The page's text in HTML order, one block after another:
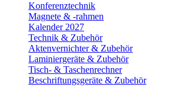
Konferenztechnik
Magnete & -rahmen
Kalender 2027
Technik & Zubehör
Aktenvernichter & Zubehör
Laminiergeräte & Zubehör
Tisch- & Taschenrechner
Beschriftungsgeräte & Zubehör